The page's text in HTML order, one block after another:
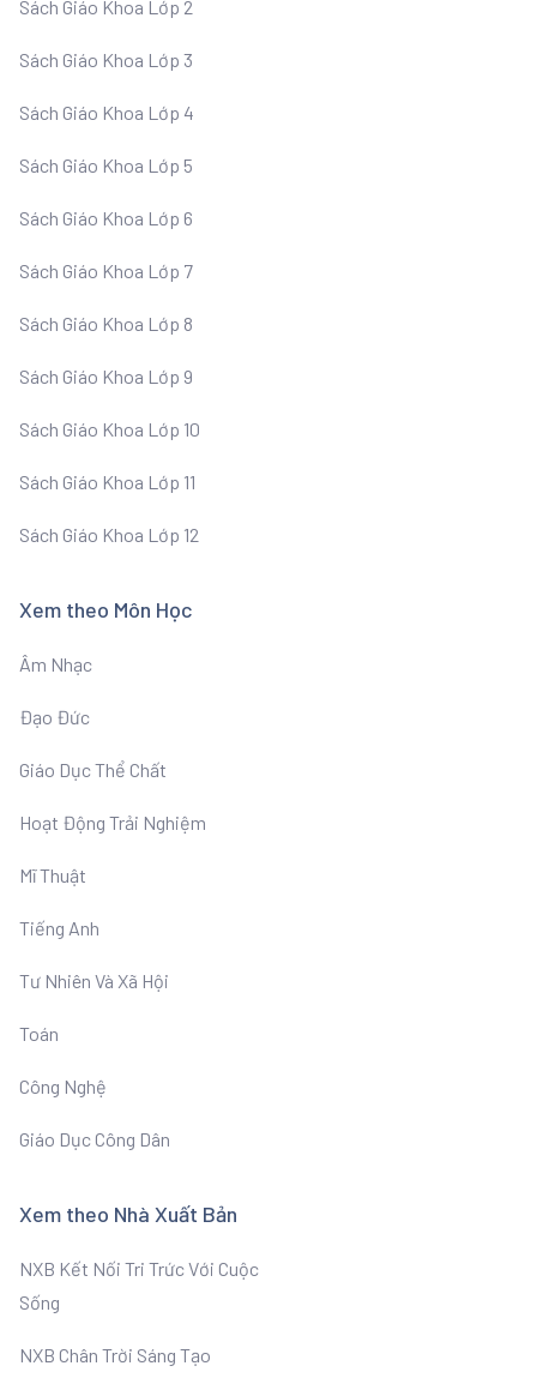
Sách Giáo Khoa Lớp 2
Sách Giáo Khoa Lớp 3
Sách Giáo Khoa Lớp 4
Sách Giáo Khoa Lớp 5
Sách Giáo Khoa Lớp 6
Sách Giáo Khoa Lớp 7
Sách Giáo Khoa Lớp 8
Sách Giáo Khoa Lớp 9
Sách Giáo Khoa Lớp 10
Sách Giáo Khoa Lớp 11
Sách Giáo Khoa Lớp 12
Xem theo Môn Học
Âm Nhạc
Đạo Đức
Giáo Dục Thể Chất
Hoạt Động Trải Nghiệm
Mĩ Thuật
Tiếng Anh
Tư Nhiên Và Xã Hội
Toán
Công Nghệ
Giáo Dục Công Dân
Xem theo Nhà Xuất Bản
NXB Kết Nối Tri Trức Với Cuộc
Sống
NXB Chân Trời Sáng Tạo